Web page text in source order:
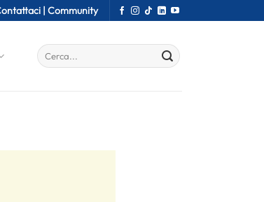
| Community